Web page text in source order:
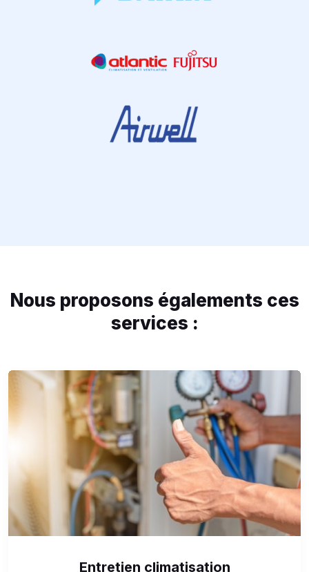
Nous proposons égalements ces
services :
Entretien climatisation